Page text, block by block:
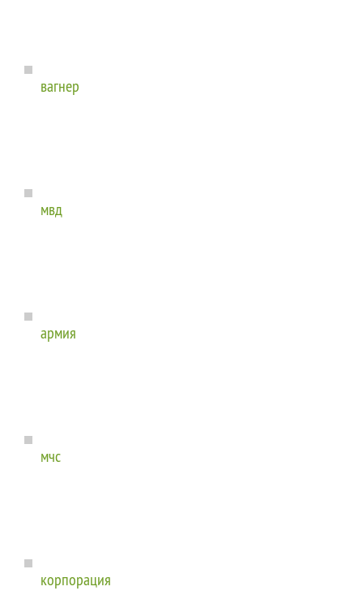
вагнер
мвд
армия
мчс
корпорация